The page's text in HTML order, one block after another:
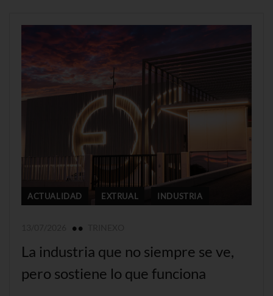
ACTUALIDAD EXTRUAL INDUSTRIA
La industria que no siempre se ve,
pero sostiene lo que funciona